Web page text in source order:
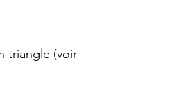
triangle (voir